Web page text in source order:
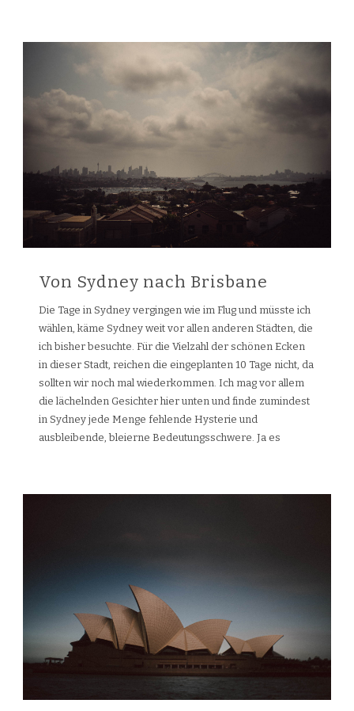
Von Sydney nach Brisbane
Die Tage in Sydney vergingen wie im Flug und müsste ich
wählen, käme Sydney weit vor allen anderen Städten, die
ich bisher besuchte. Für die Vielzahl der schönen Ecken
in dieser Stadt, reichen die eingeplanten 10 Tage nicht, da
sollten wir noch mal wiederkommen. Ich mag vor allem
die lächelnden Gesichter hier unten und finde zumindest
in Sydney jede Menge fehlende Hysterie und
ausbleibende, bleierne Bedeutungsschwere. Ja es